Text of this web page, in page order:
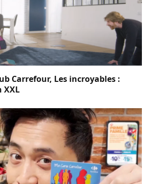
Carrefour, Les incroyables :
XXL